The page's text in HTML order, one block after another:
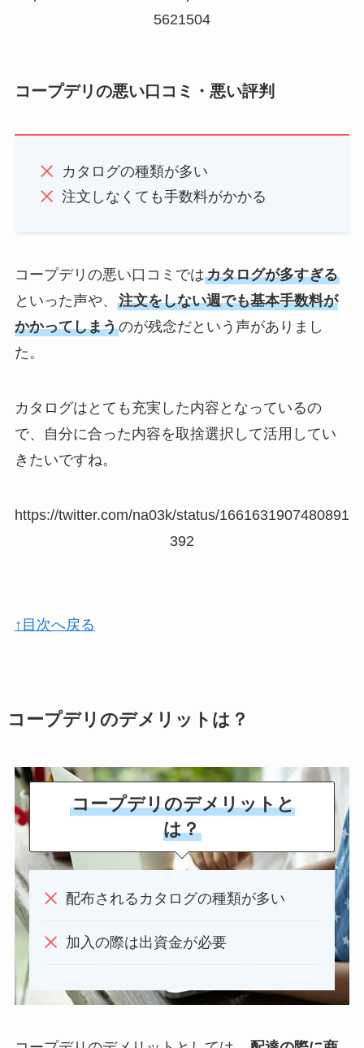
5621504
コープデリの悪い口コミ・悪い評判
カタログの種類が多い
注文しなくても手数料がかかる
コープデリの悪い口コミではカタログが多すぎる
といった声や、 注文をしない週でも基本手数料が
かかってしまうのが残念だという声がありまし
た。
カタログはとても充実した内容となっているの
で、自分に合った内容を取捨選択して活用してい
きたいですね。
https://twitter.com/na03k/status/1661631907480891
392
↑目次へ戻る
コープデリのデメリットは？
コープデリのデメリットと
は？
配布されるカタログの種類が多い
加入の際は出資金が必要